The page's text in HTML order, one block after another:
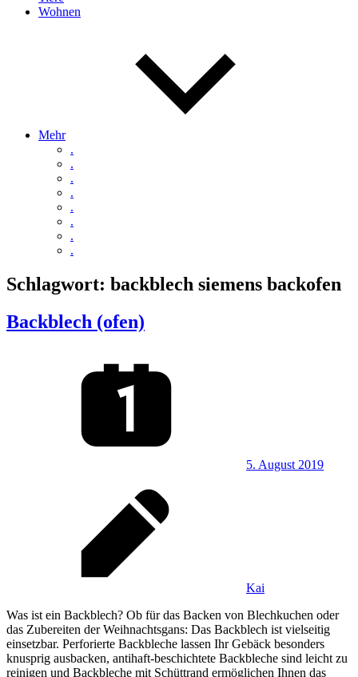
Wohnen
Mehr
.
.
.
.
.
.
.
.
Schlagwort: backblech siemens backofen
Backblech (ofen)
5. August 2019
Kai
Was ist ein Backblech? Ob für das Backen von Blechkuchen oder
das Zubereiten der Weihnachtsgans: Das Backblech ist vielseitig
einsetzbar. Perforierte Backbleche lassen Ihr Gebäck besonders
knusprig ausbacken, antihaft-beschichtete Backbleche sind leicht zu
reinigen und Backbleche mit Schüttrand ermöglichen Ihnen das